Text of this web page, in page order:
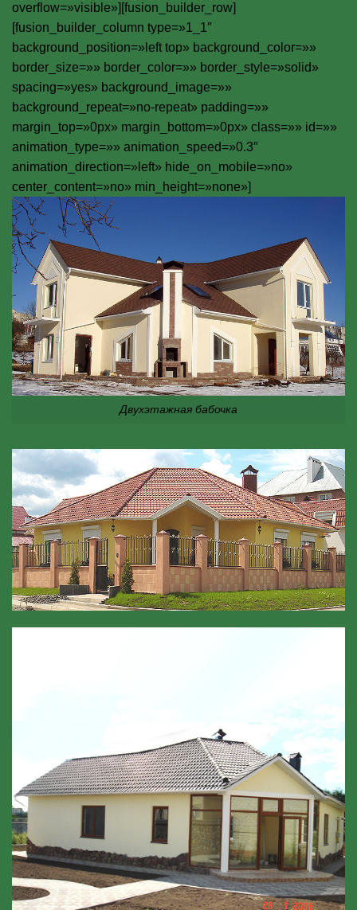
overflow=»visible»][fusion_builder_row]
[fusion_builder_column type=»1_1″
background_position=»left top» background_color=»»
border_size=»» border_color=»» border_style=»solid»
spacing=»yes» background_image=»»
background_repeat=»no-repeat» padding=»»
margin_top=»0px» margin_bottom=»0px» class=»» id=»»
animation_type=»» animation_speed=»0.3″
animation_direction=»left» hide_on_mobile=»no»
center_content=»no» min_height=»none»]
Двухэтажная бабочка